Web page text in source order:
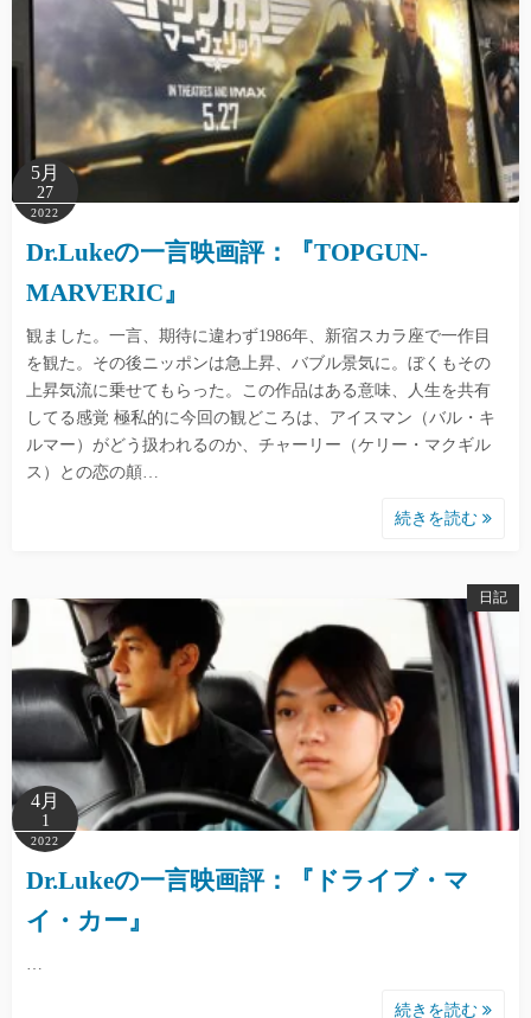
5月
27
2022
Dr.Lukeの一言映画評：『TOPGUN-
MARVERIC』
観ました。一言、期待に違わず1986年、新宿スカラ座で一作目
を観た。その後ニッポンは急上昇、バブル景気に。ぼくもその
上昇気流に乗せてもらった。この作品はある意味、人生を共有
してる感覚 極私的に今回の観どころは、アイスマン（バル・キ
ルマー）がどう扱われるのか、チャーリー（ケリー・マクギル
ス）との恋の顛…
続きを読む
日記
4月
1
2022
Dr.Lukeの一言映画評：『ドライブ・マ
イ・カー』
…
続きを読む